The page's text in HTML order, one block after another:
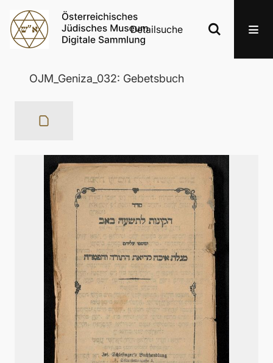
Detailsuche
OJM_Geniza_032: Gebetsbuch